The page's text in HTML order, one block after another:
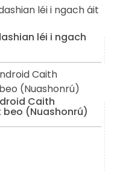
léi i ngach
Caith
(Nuashonrú)